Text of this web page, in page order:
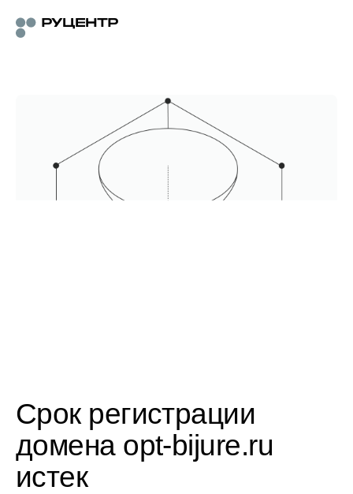
Срок регистрации
домена opt-bijure.ru
истек